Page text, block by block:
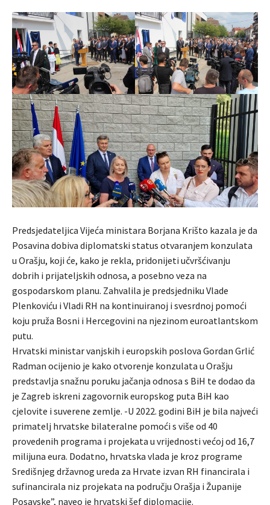
Predsjedateljica Vijeća ministara Borjana Krišto kazala je da
Posavina dobiva diplomatski status otvaranjem konzulata
u Orašju, koji će, kako je rekla, pridonijeti učvršćivanju
dobrih i prijateljskih odnosa, a posebno veza na
gospodarskom planu. Zahvalila je predsjedniku Vlade
Plenkoviću i Vladi RH na kontinuiranoj i svesrdnoj pomoći
koju pruža Bosni i Hercegovini na njezinom euroatlantskom
putu.
Hrvatski ministar vanjskih i europskih poslova Gordan Grlić
Radman ocijenio je kako otvorenje konzulata u Orašju
predstavlja snažnu poruku jačanja odnosa s BiH te dodao da
je Zagreb iskreni zagovornik europskog puta BiH kao
cjelovite i suverene zemlje. -U 2022. godini BiH je bila najveći
primatelj hrvatske bilateralne pomoći s više od 40
provedenih programa i projekata u vrijednosti većoj od 16,7
milijuna eura. Dodatno, hrvatska vlada je kroz programe
Središnjeg državnog ureda za Hrvate izvan RH financirala i
sufinancirala niz projekata na području Orašja i Županije
Posavske”, naveo je hrvatski šef diplomacije.